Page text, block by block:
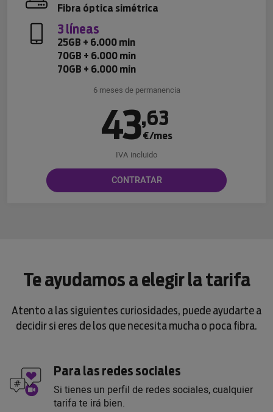
Fibra óptica simétrica
3 líneas
25GB + 6.000 min
70GB + 6.000 min
70GB + 6.000 min
6 meses de permanencia
43,63
€/mes
IVA incluido
CONTRATAR
Te ayudamos a elegir la tarifa
Atento a las siguientes curiosidades, puede ayudarte a
decidir si eres de los que necesita mucha o poca fibra.
Para las redes sociales
Si tienes un perfil de redes sociales, cualquier
tarifa te irá bien.